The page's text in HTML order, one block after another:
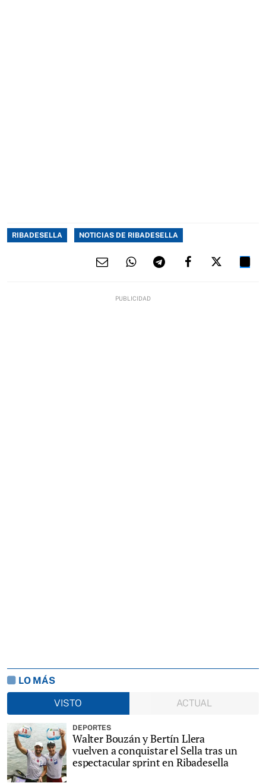
RIBADESELLA NOTICIAS DE RIBADESELLA
LO MÁS
VISTO
ACTUAL
DEPORTES
Walter Bouzán y Bertín Llera
vuelven a conquistar el Sella tras un
espectacular sprint en Ribadesella